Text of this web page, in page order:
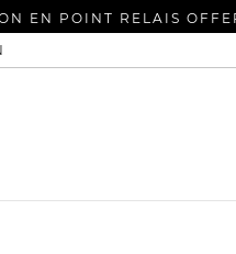
EN POINT RELAIS